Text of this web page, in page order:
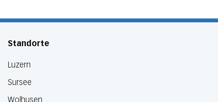
Standorte
Luzern
Sursee
Wolhusen